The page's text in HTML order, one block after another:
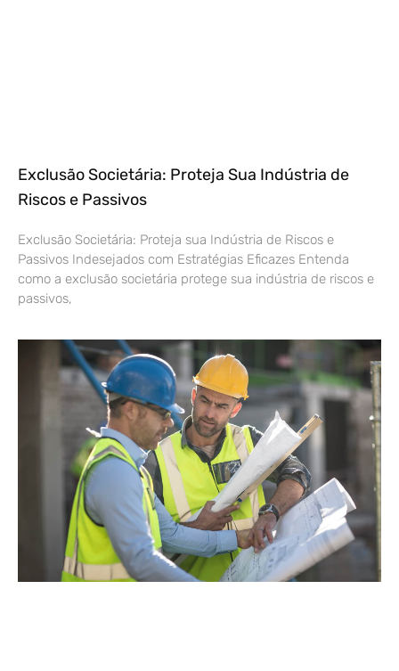
Exclusão Societária: Proteja Sua Indústria de
Riscos e Passivos
Exclusão Societária: Proteja sua Indústria de Riscos e
Passivos Indesejados com Estratégias Eficazes Entenda
como a exclusão societária protege sua indústria de riscos e
passivos,